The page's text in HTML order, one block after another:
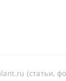
(статьи,